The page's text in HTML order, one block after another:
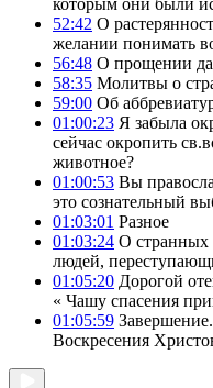
которым они были
52:42 О
желании понимать
56:48 О прощении
58:35 Молитвы о
59:00 Об
01:00:23 Я забыла
сейчас окропить
животное?
01:00:53 Вы
это сознательный
01:03:01 Разное
01:03:24 О странных
людей,
01:05:20 Дорогой
« Чашу спасения
01:05:59
Воскресения